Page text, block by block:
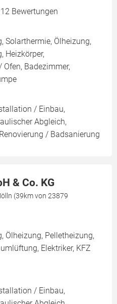
Bewertungen
Solarthermie, Ölheizung,
Heizkörper,
Badezimmer,
/ Einbau,
Abgleich,
/ Badsanierung
& Co. KG
(39km von 23879
Ölheizung, Pelletheizung,
Elektriker, KFZ
/ Einbau,